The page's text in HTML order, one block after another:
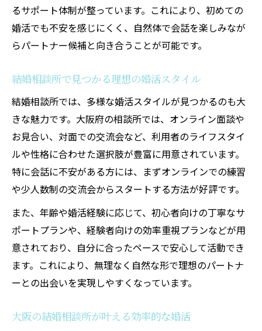
るサポート体制が整っています。これにより、初めての
婚活でも不安を感じにくく、自然体で会話を楽しみなが
らパートナー候補と向き合うことが可能です。
結婚相談所で見つかる理想の婚活スタイル
結婚相談所では、多様な婚活スタイルが見つかるのも大
きな魅力です。大阪府の相談所では、オンライン面談や
お見合い、対面での交流会など、利用者のライフスタイ
ルや性格に合わせた選択肢が豊富に用意されています。
特に会話に不安がある方には、まずオンラインでの練習
や少人数制の交流会からスタートする方法が好評です。
また、年齢や婚活経験に応じて、初心者向けの丁寧なサ
ポートプランや、経験者向けの効率重視プランなどが用
意されており、自分に合ったペースで安心して活動でき
ます。これにより、無理なく自然な形で理想のパートナ
ーとの出会いを実現しやすくなっています。
大阪の結婚相談所が叶える効率的な婚活